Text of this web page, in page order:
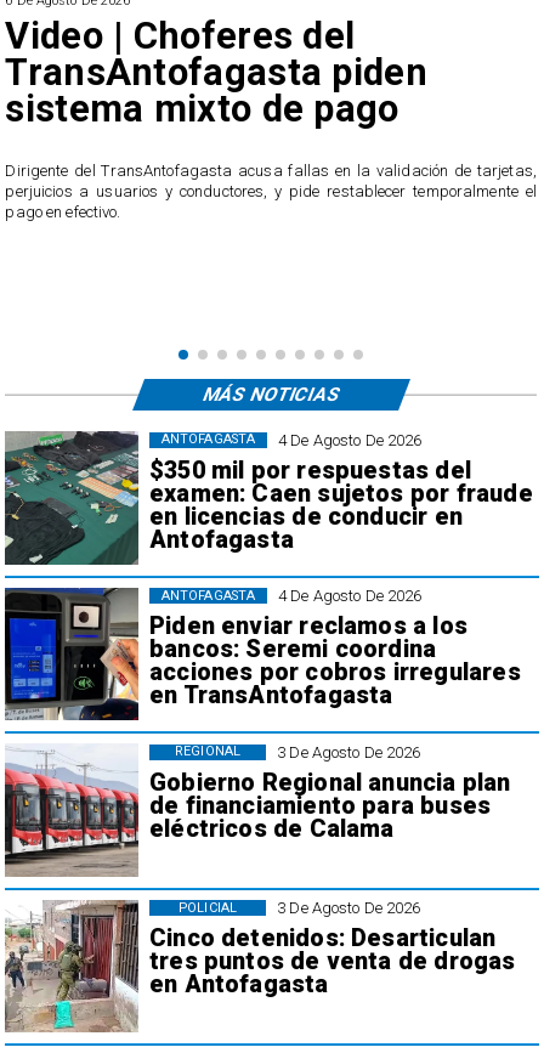
tarjetas,
el
6 De Agosto De 2026
SERNAC oficia a Bipay
reclamos por cobros
irregulares en el
El servicio ofició a la empresa tras recibir casi 40 reclamos por
4 De Agosto De 2026
$350 mil por respuestas del
examen: Caen sujetos por fraude
en licencias de conducir en
Antofagasta
ANTOFAGASTA
4 De Agosto De 2026
Piden enviar reclamos a los
bancos: Seremi coordina
acciones por cobros irregulares
en TransAntofagasta
ANTOFAGASTA
3 De Agosto De 2026
Gobierno Regional anuncia plan
de financiamiento para buses
eléctricos de Calama
REGIONAL
3 De Agosto De 2026
Cinco detenidos: Desarticulan
tres puntos de venta de drogas
en Antofagasta
POLICIAL
MÁS NOTICIAS